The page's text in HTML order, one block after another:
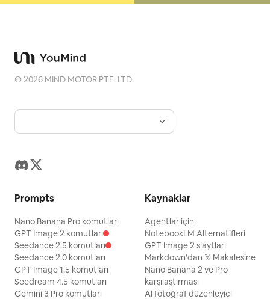
©2026 MIND MOTOR PTE. LTD.
Prompts
Nano Banana Pro komutları
GPT Image 2 komutları
Seedance 2.5 komutları
Seedance 2.0 komutları
GPT Image 1.5 komutları
Seedream 4.5 komutları
Gemini 3 Pro komutları
Kaynaklar
Agentlar için
NotebookLM Alternatifleri
GPT Image 2 slaytları
Markdown'dan 𝕏 Makalesine
Nano Banana 2 ve Pro
karşılaştırması
AI fotoğraf düzenleyici